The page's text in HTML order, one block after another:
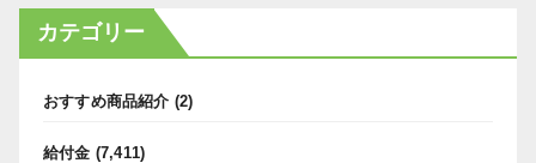
カテゴリー
おすすめ商品紹介 (2)
給付金 (7,411)